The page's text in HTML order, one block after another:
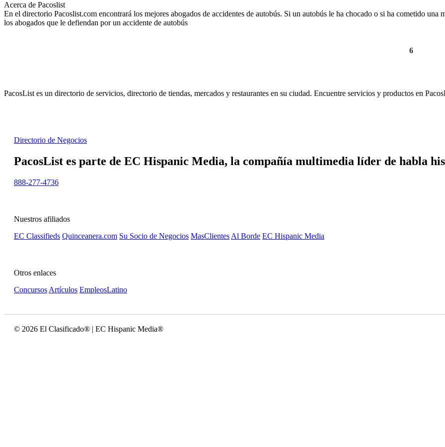
Acerca de Pacoslist
En el directorio Pacoslist.com encontrará los mejores abogados de accidentes de autobús. Si un autobús le ha chocado o si ha cometido
los abogados que le defiendan por un accidente de autobús
6
PacosList es un directorio de servicios, directorio de tiendas, mercados y restaurantes en su ciudad. Encuentre servicios y productos en
Directorio de Negocios
PacosList es parte de EC Hispanic Media, la compañía multimedia líder de habla
888-277-4736
Nuestros afiliados
EC Classifieds Quinceanera.com Su Socio de Negocios MasClientesAl Borde EC Hispanic Media
Otros enlaces
ConcursosArtículos EmpleosLatino
© 2026 El Clasificado® | EC Hispanic Media®